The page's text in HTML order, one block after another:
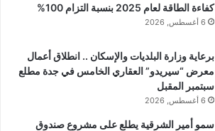
كفاءة الطاقة لعام 2025 بنسبة التزام 100%
6 أغسطس, 2026
برعاية وزارة البلديات والإسكان .. انطلاق أعمال
معرض “سيريدو” العقاري الخامس في جدة مطلع
سبتمبر المقبل
6 أغسطس, 2026
سمو أمير الشرقية يطلع على مشروع صندوق